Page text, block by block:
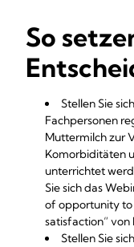
So
Stellen Sie
Fachpersonen
Muttermilch zur
Komorbiditäten
unterrichtet
Sie sich das
of opportunity to
satisfaction“ von
Stellen Sie